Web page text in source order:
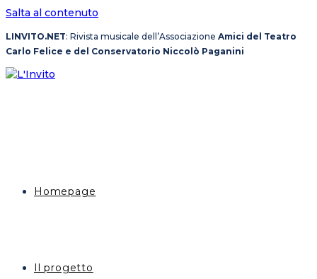
Salta al contenuto
LINVITO.NET: Rivista musicale dell’Associazione Amici del Teatro
Carlo Felice e del Conservatorio Niccolò Paganini
Homepage
Il progetto